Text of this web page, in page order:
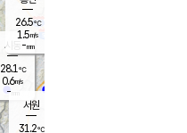
시동
28.1℃
0.6m/s
- mm
서원
31.2℃
26.5℃
1.5m/s
-mm